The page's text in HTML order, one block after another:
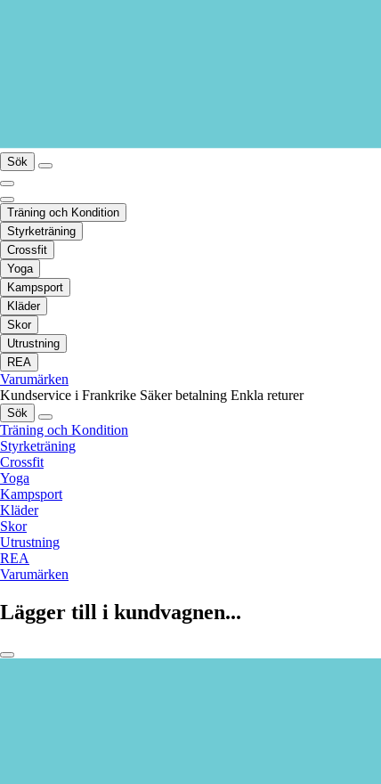
Sök
Träning och Kondition
Styrketräning
Crossfit
Yoga
Kampsport
Kläder
Skor
Utrustning
REA
Varumärken
Kundservice i Frankrike Säker betalning Enkla returer
Sök
Träning och Kondition
Styrketräning
Crossfit
Yoga
Kampsport
Kläder
Skor
Utrustning
REA
Varumärken
Lägger till i kundvagnen...